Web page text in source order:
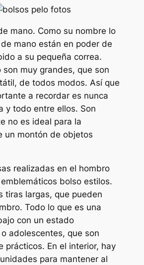
mano. Como su nombre lo
mano están en poder de
a su pequeña correa.
son muy grandes, que son
de todos modos. Así que
a recordar es nunca
y todo entre ellos. Son
no es ideal para la
un montón de objetos
realizadas en el hombro
bolso estilos.
tiras largas, que pueden
Todo lo que es una
con un estado
adolescentes, que son
prácticos. En el interior, hay
para mantener al